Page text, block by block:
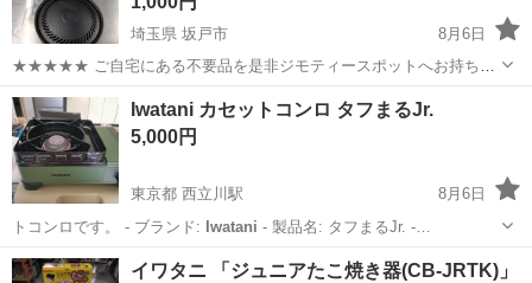
埼玉県 坂戸市
8月6日
★★★★★ ご自宅にある不要品を是非ジモティースポットへお持ち込
みしませんか？ 家電、趣味・スポーツ・レジャー用品、こども用品、
衣料服飾品、生活雑貨、家具、本、CD・DVDなどが無料でまとめて持
ち込めます！ ※詳細はこ...
埼玉 坂戸市 調理器具 Iwatani
Iwatani カセットコンロ タフまるJr.
5,000円
東京都 西立川駅
8月6日
トコンロです。 - ブランド: Iwatani - 製品名: タフまるJr. -…
東京 昭島市 西立川駅 キッチン家電
イワタニ 「ジュニアたこ焼き器(CB-JRTK)」